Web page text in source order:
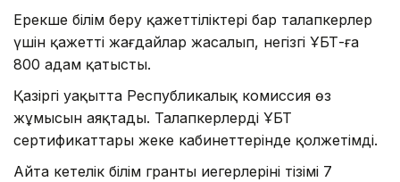
Ерекше білім беру қажеттіліктері бар талапкерлер
үшін қажетті жағдайлар жасалып, негізгі ҰБТ-ға
800 адам қатысты.
Қазіргі уақытта Республикалық комиссия өз
жұмысын аяқтады. Талапкерлердің ҰБТ
сертификаттары жеке кабинеттерінде қолжетімді.
Айта кетелік білім гранты иегерлерінің тізімі 7